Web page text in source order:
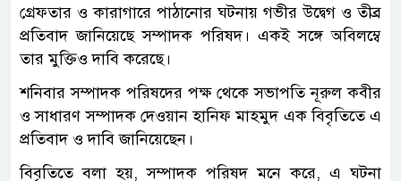
গ্রেফতার ও কারাগারে পাঠানোর ঘটনায় গভীর উদ্বেগ ও তীব্র
প্রতিবাদ জানিয়েছে সম্পাদক পরিষদ। একই সঙ্গে অবিলম্বে
তার মুক্তিও দাবি করেছে।
শনিবার সম্পাদক পরিষদের পক্ষ থেকে সভাপতি নূরুল কবীর
ও সাধারণ সম্পাদক দেওয়ান হানিফ মাহমুদ এক বিবৃতিতে এ
প্রতিবাদ ও দাবি জানিয়েছেন।
বিবৃতিতে বলা হয়, সম্পাদক পরিষদ মনে করে, এ ঘটনা